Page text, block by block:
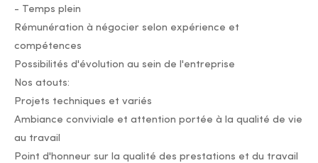
- Temps plein
Rémunération à négocier selon expérience et
compétences
Possibilités d'évolution au sein de l'entreprise
Nos atouts:
Projets techniques et variés
Ambiance conviviale et attention portée à la qualité de vie
au travail
Point d'honneur sur la qualité des prestations et du travail